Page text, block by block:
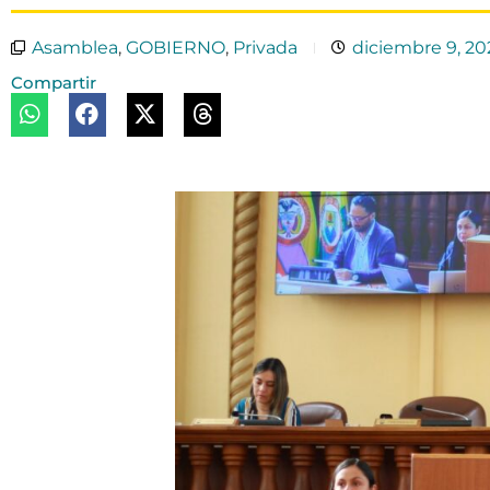
Asamblea, GOBIERNO, Privada
diciembre 9,
Compartir